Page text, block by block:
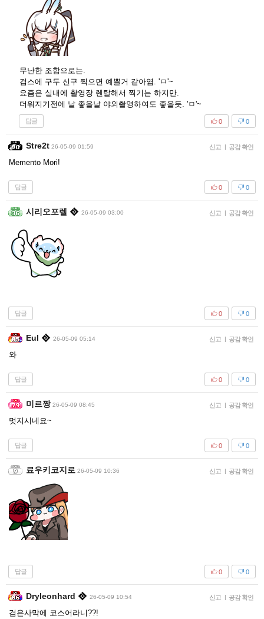
무난한 조합으로는.
검스에 구두 신구 찍으면 예쁠거 같아염. 'ㅁ'~
요즘은 실내에 촬영장 렌탈해서 찍기는 하지만.
더워지기전에 날 좋을날 야외촬영하여도 좋을듯. 'ㅁ'~
답글 0
0
Stre2t 26-05-09 01:59 신고 공감 확인
Memento Mori!
답글 0
0
시리오포렐 26-05-09 03:00 신고 공감 확인
답글 0
0
Eul 26-05-09 05:14 신고 공감 확인
와
답글 0
0
미르짱 26-05-09 08:45 신고 공감 확인
멋지시네요~
답글 0
0
료우키코지로 26-05-09 10:36 신고 공감 확인
답글 0
0
Dryleonhard 26-05-09 10:54 신고 공감 확인
검은사막에 코스어라니??!